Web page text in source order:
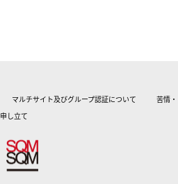
マルチサイト及びグループ認証について
苦情・
申し立て